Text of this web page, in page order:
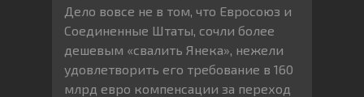
Дело вовсе не в том, что Евросоюз и
Соединенные Штаты, сочли более
дешевым «свалить Янека», нежели
удовлетворить его требование в 160
млрд евро компенсации за переход